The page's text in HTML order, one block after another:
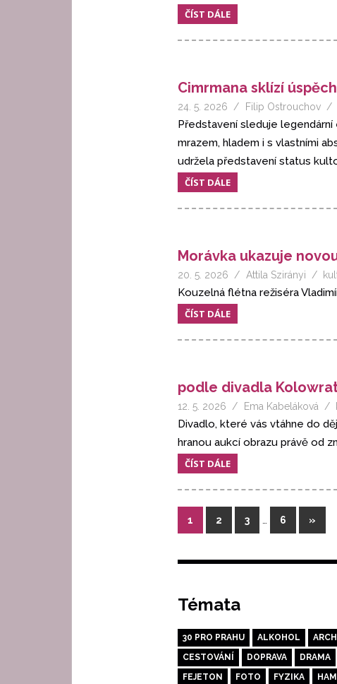
ČÍST DÁLE
Cimrmana sklízí
24. 5. 2026 Filip Ostrouchov
Představení sleduje
mrazem, hladem i s vlastními
udržela představení status
ČÍST DÁLE
Morávka ukazuje
20. 5. 2026 Attila Szirányi
Kouzelná flétna režiséra
ČÍST DÁLE
podle divadla
12. 5. 2026 Ema Kabeláková
Divadlo, které vás vtáhne do
hranou aukcí obrazu právě od
ČÍST DÁLE
Stránkování
1 2 3 … 6
Další
»
Témata
30 PRO PRAHU ALKOHOL
CESTOVÁNÍ DOPRAVA DRAMA
FEJETON FOTO FYZIKA